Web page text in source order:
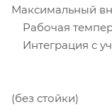
Максимальный
Рабочая
Интеграция с
(без стойки)